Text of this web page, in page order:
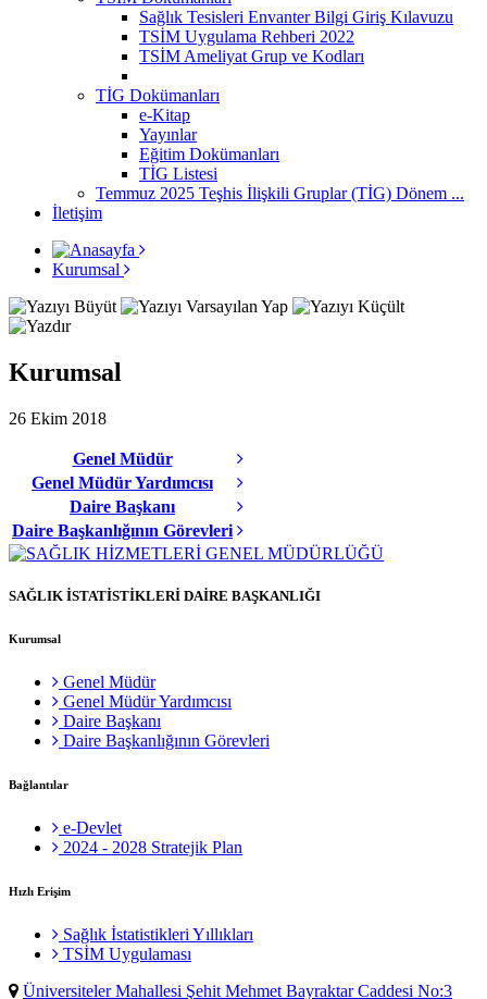
Sağlık Tesisleri Envanter Bilgi Giriş Kılavuzu
TSİM Uygulama Rehberi 2022
TSİM Ameliyat Grup ve Kodları
TİG Dokümanları
e-Kitap
Yayınlar
Eğitim Dokümanları
TİG Listesi
Temmuz 2025 Teşhis İlişkili Gruplar (TİG) Dönem ...
İletişim
Kurumsal
Kurumsal
26 Ekim 2018
Genel Müdür
Genel Müdür Yardımcısı
Daire Başkanı
Daire Başkanlığının Görevleri
SAĞLIK İSTATİSTİKLERİ DAİRE BAŞKANLIĞI
Kurumsal
Genel Müdür
Genel Müdür Yardımcısı
Daire Başkanı
Daire Başkanlığının Görevleri
Bağlantılar
e-Devlet
2024 - 2028 Stratejik Plan
Hızlı Erişim
Sağlık İstatistikleri Yıllıkları
TSİM Uygulaması
Üniversiteler Mahallesi Şehit Mehmet Bayraktar Caddesi No:3